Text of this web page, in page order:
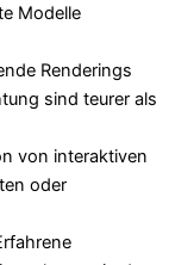
Modelle
Renderings
sind teurer als
von interaktiven
oder